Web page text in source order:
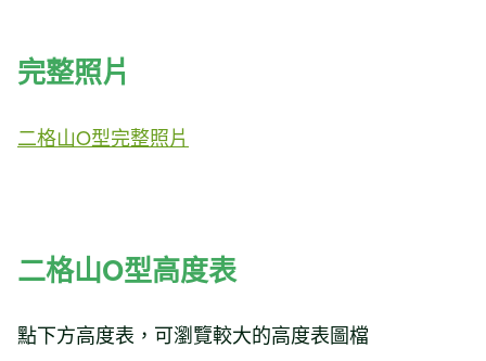
完整照片
二格山O型完整照片
二格山O型高度表
點下方高度表，可瀏覽較大的高度表圖檔